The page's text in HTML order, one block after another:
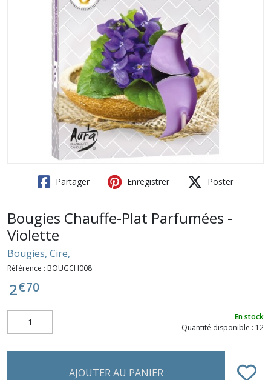
Partager Enregistrer Poster
Bougies Chauffe-Plat Parfumées -
Violette
Bougies, Cire,
Référence : BOUGCH008
2€70
En stock
Quantité disponible : 12
AJOUTER AU PANIER